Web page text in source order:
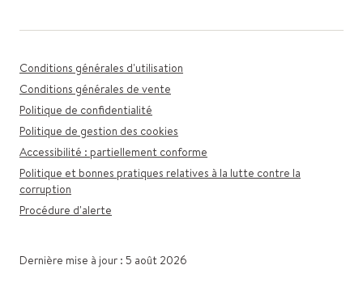
Conditions générales d'utilisation
Conditions générales de vente
Politique de confidentialité
Politique de gestion des cookies
Accessibilité : partiellement conforme
Politique et bonnes pratiques relatives à la lutte contre la
corruption
Procédure d'alerte
Dernière mise à jour : 5 août 2026